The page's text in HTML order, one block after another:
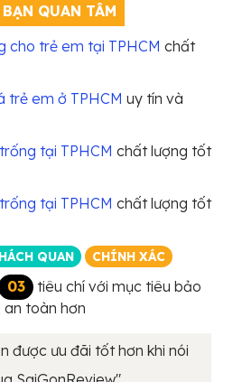
QUAN TÂM
cho trẻ em tại TPHCM chất
trẻ em ở TPHCM uy tín và
tại TPHCM chất lượng tốt
tại TPHCM chất lượng tốt
QUAN CHÍNH XÁC
03
tiêu chí với mục tiêu bảo
toàn hơn
được ưu đãi tốt hơn khi nói